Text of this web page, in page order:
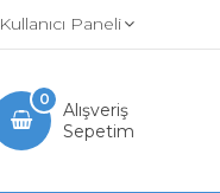
Kullanıcı Paneli
Alışveriş
Sepetim
0